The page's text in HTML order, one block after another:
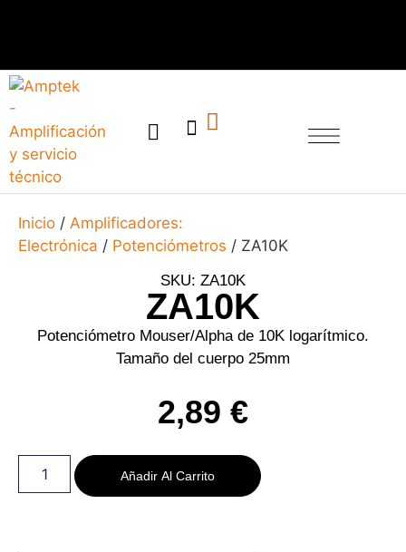
Inicio / Amplificadores:
Electrónica / Potenciómetros / ZA10K
SKU: ZA10K
ZA10K
Potenciómetro Mouser/Alpha de 10K logarítmico.
Tamaño del cuerpo 25mm
2,89 €
Añadir Al Carrito